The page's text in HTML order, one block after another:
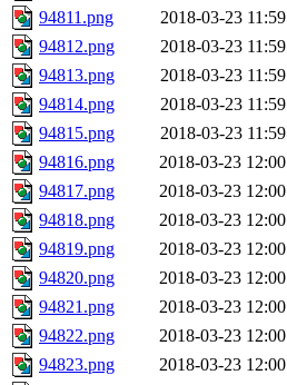
94811.png
2018-03-23 11:59
94812.png
2018-03-23 11:59
94813.png
2018-03-23 11:59
94814.png
2018-03-23 11:59
94815.png
2018-03-23 11:59
94816.png
2018-03-23 12:00
94817.png
2018-03-23 12:00
94818.png
2018-03-23 12:00
94819.png
2018-03-23 12:00
94820.png
2018-03-23 12:00
94821.png
2018-03-23 12:00
94822.png
2018-03-23 12:00
94823.png
2018-03-23 12:00